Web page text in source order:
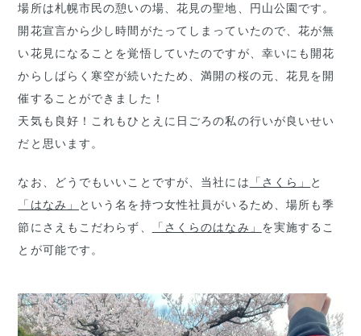
場所は札幌市民の憩いの場、花見の聖地、円山公園です。
開花宣言から少し時間がたってしまっていたので、花が無
い花見になることを覚悟していたのですが、幸いにも開花
からしばらく寒空が続いたため、満開の桜の元、花見を開
催することができました！
天気も良好！これもひとえに日ごろの私の行いが良いせい
だと思います。
なお、どうでもいいことですが、当社には 「さくら」
と
「はなみ」
という名を持つ女性社員がいるため、場所も季
節にさえもこだわらず、
「さくらのはなみ」 を実施するこ
とが可能です。